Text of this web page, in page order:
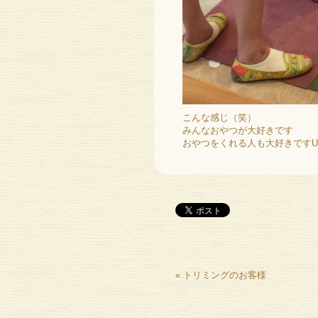
こんな感じ（笑）
みんなおやつが大好きです
おやつをくれる人も大好きです
« トリミングのお客様